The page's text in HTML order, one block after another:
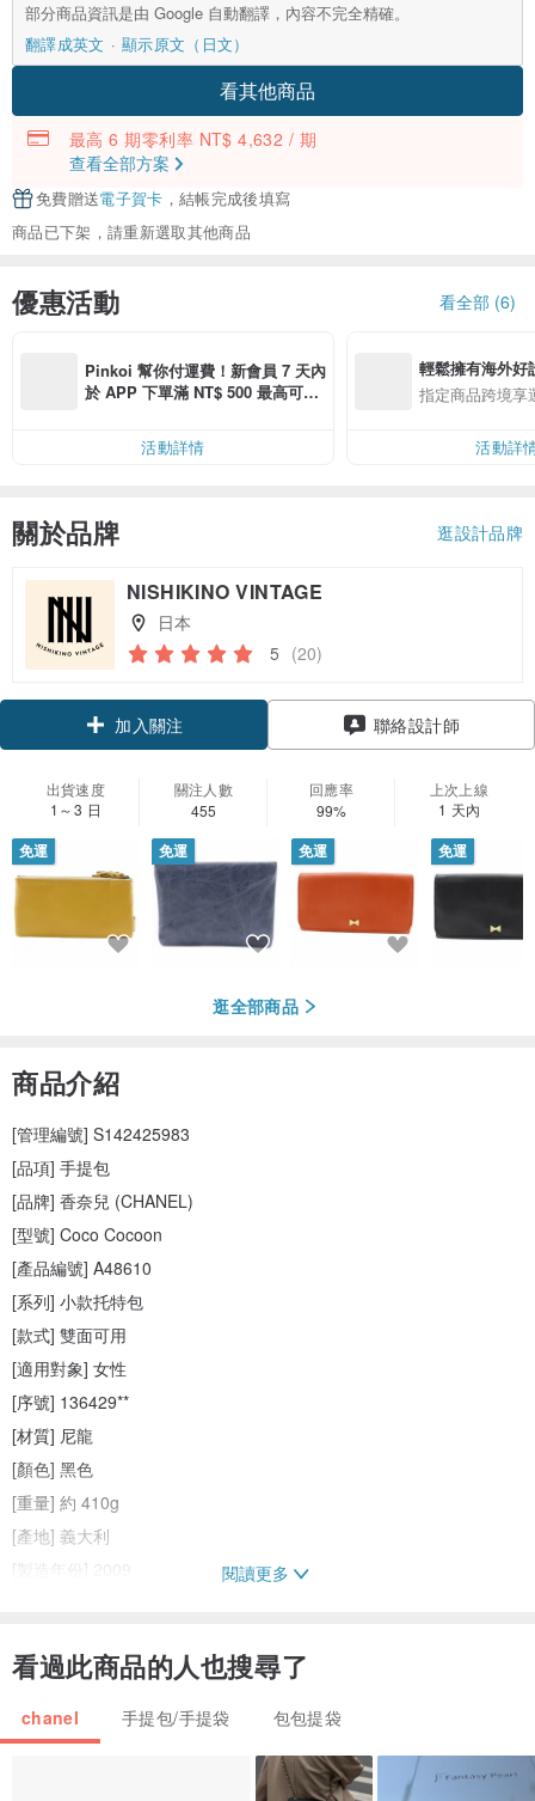
部分商品資訊是由 Google 自動翻譯，內容不完全精確。
翻譯成英文
顯示原文（日文）
看其他商品
最高 6 期零利率 NT$ 4,632 / 期
查看全部方案
免費贈送電子賀卡 ，結帳完成後填寫
商品已下架，請重新選取其他商品
優惠活動 看全部 (6)
Pinkoi 幫你付運費！新會員 7 天內
於 APP 下單滿 NT$ 500 最高可折
活動詳情
輕鬆擁有海外好
指定商品跨境享
活動詳
關於品牌 逛設計品牌
NISHIKINO VINTAGE
日本
5 (20)
加入關注 聯絡設計師
出貨速度
1～3 日
關注人數
455
回應率
99%
上次上線
1 天內
免運 免運 免運 免運
逛全部商品
商品介紹
[管理編號] S142425983
[品項] 手提包
[品牌] 香奈兒 (CHANEL)
[型號] Coco Cocoon
[產品編號] A48610
[系列] 小款托特包
[款式] 雙面可用
[適用對象] 女性
[序號] 136429**
[材質] 尼龍
[顏色] 黑色
[重量] 約 410g
[產地] 義大利
[製造年份] 2009
提把高度: 約 14cm
開關方式: 開放式
閱讀更多
看過此商品的人也搜尋了
chanel 手提包/手提袋 包包提袋